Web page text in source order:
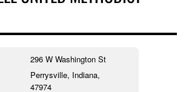
296 W Washington St
Perrysville, Indiana,
47974